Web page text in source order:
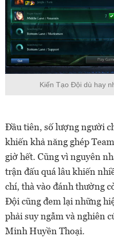
Kiến Tạo Đội dù hay
Đầu tiên, số lượng người
khiến khả năng ghép
giờ hết. Cũng vì nguyên
trận đấu quá lâu khiến
chí, thà vào đánh thường
Đội cũng đem lại những
phải suy ngẫm và nghiên
Minh Huyền Thoại.